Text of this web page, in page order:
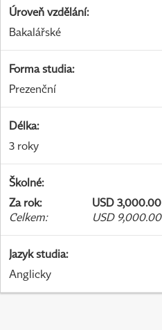
Úroveň vzdělání:
Bakalářské
Forma studia:
Prezenční
Délka:
3 roky
Školné:
Za rok:
USD 3,000.00
Celkem: USD 9,000.00
Jazyk studia:
Anglicky